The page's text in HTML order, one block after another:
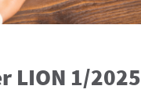
LION 1/2025